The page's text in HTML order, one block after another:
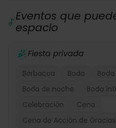
Eventos que
espacio
Fiesta privada
Barbacoa Boda
Boda de noche
Boda
Celebración
Cena
Cena de Acción de Gracias